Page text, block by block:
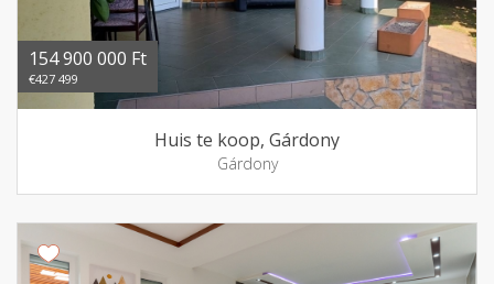
154 900 000 Ft
€427 499
Huis te koop, Gárdony
Gárdony